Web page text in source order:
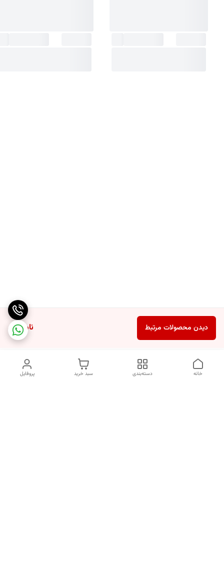
ناموجود دیدن محصولات مرتبط
پروفایل سبد خرید دسته‌بندی خانه